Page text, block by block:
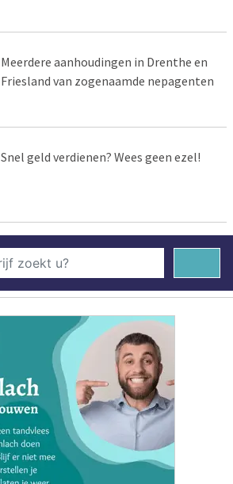
Meerdere aanhoudingen in Drenthe en
Friesland van zogenaamde nepagenten
Snel geld verdienen? Wees geen ezel!